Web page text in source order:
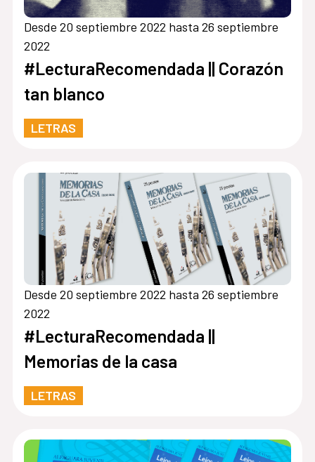
Desde 20 septiembre 2022 hasta 26 septiembre
2022
#LecturaRecomendada || Corazón
tan blanco
LETRAS
Desde 20 septiembre 2022 hasta 26 septiembre
2022
#LecturaRecomendada ||
Memorias de la casa
LETRAS